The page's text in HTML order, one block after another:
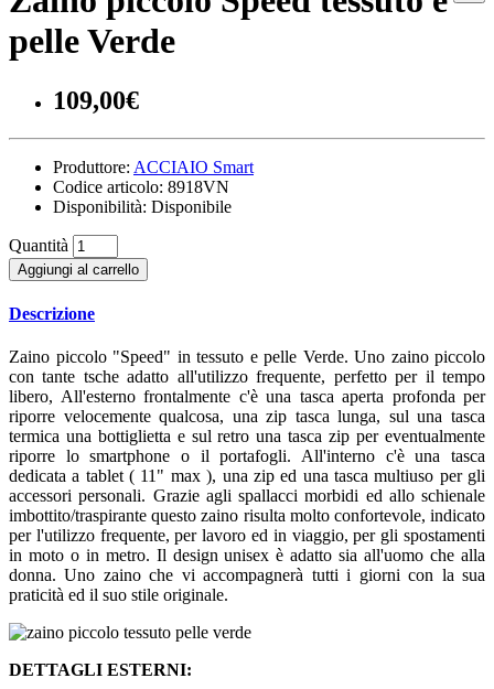
pelle Verde
109,00€
Produttore: ACCIAIO Smart
Codice articolo: 8918VN
Disponibilità: Disponibile
Quantità
Aggiungi al carrello
Descrizione
Zaino piccolo "Speed" in tessuto e pelle Verde. Uno zaino piccolo
con tante tsche adatto all'utilizzo frequente, perfetto per il tempo
libero, All'esterno frontalmente c'è una tasca aperta profonda per
riporre velocemente qualcosa, una zip tasca lunga, sul una tasca
termica una bottiglietta e sul retro una tasca zip per eventualmente
riporre lo smartphone o il portafogli. All'interno c'è una tasca
dedicata a tablet ( 11" max ), una zip ed una tasca multiuso per gli
accessori personali. Grazie agli spallacci morbidi ed allo schienale
imbottito/traspirante questo zaino risulta molto confortevole, indicato
per l'utilizzo frequente, per lavoro ed in viaggio, per gli spostamenti
in moto o in metro. Il design unisex è adatto sia all'uomo che alla
donna. Uno zaino che vi accompagnerà tutti i giorni con la sua
praticità ed il suo stile originale.
DETTAGLI ESTERNI: